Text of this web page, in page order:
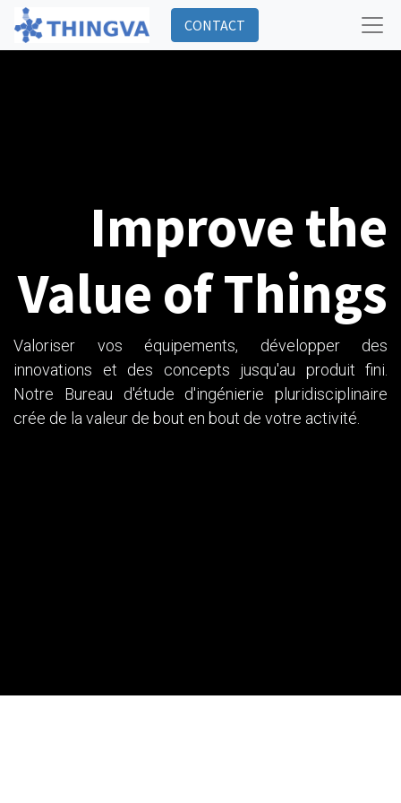
CONTACT
Improve the
Value of Things
Valoriser vos équipements, développer des
innovations et des concepts jusqu'au produit fini.
Notre Bureau d'étude d'ingénierie pluridisciplinaire
crée de la valeur de bout en bout de votre activité.